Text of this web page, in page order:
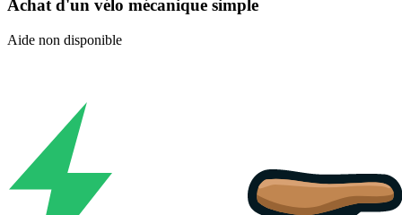
Achat d'un vélo mécanique simple
Aide non disponible